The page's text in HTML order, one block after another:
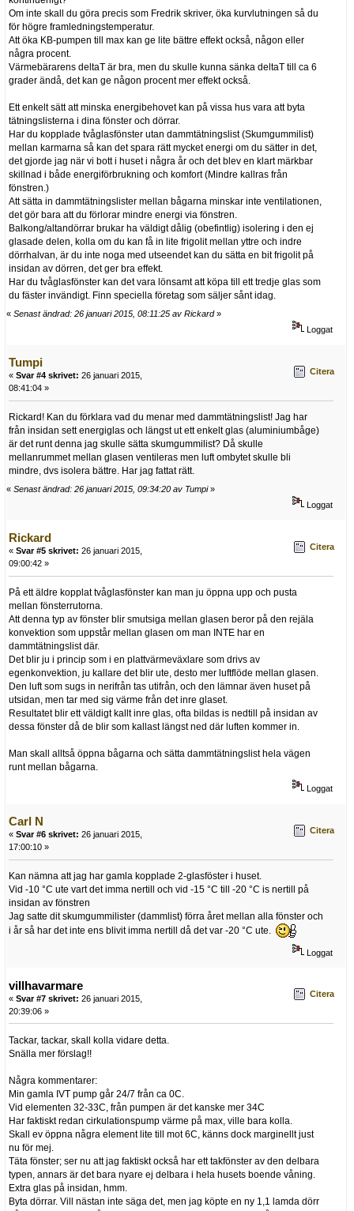
Om inte skall du göra precis som Fredrik skriver, öka kurvlutningen så du
för högre framledningstemperatur.
Att öka KB-pumpen till max kan ge lite bättre effekt också, någon eller
några procent.
Värmebärarens deltaT är bra, men du skulle kunna sänka deltaT till ca 6
grader ändå, det kan ge någon procent mer effekt också.
Ett enkelt sätt att minska energibehovet kan på vissa hus vara att byta
tätningslisterna i dina fönster och dörrar.
Har du kopplade tvåglasfönster utan dammtätningslist (Skumgummilist)
mellan karmarna så kan det spara rätt mycket energi om du sätter in det,
det gjorde jag när vi bott i huset i några år och det blev en klart märkbar
skillnad i både energiförbrukning och komfort (Mindre kallras från
fönstren.)
Att sätta in dammtätningslister mellan bågarna minskar inte ventilationen,
det gör bara att du förlorar mindre energi via fönstren.
Balkong/altandörrar brukar ha väldigt dålig (obefintlig) isolering i den ej
glasade delen, kolla om du kan få in lite frigolit mellan yttre och indre
dörrhalvan, är du inte noga med utseendet kan du sätta en bit frigolit på
insidan av dörren, det ger bra effekt.
Har du tvåglasfönster kan det vara lönsamt att köpa till ett tredje glas som
du fäster invändigt. Finn speciella företag som säljer sånt idag.
« Senast ändrad: 26 januari 2015, 08:11:25 av Rickard»
Loggat
Tumpi
« Svar #4 skrivet: 26 januari 2015,
08:41:04 »
Citera
Rickard! Kan du förklara vad du menar med dammtätningslist! Jag har
från insidan sett energiglas och längst ut ett enkelt glas (aluminiumbåge)
är det runt denna jag skulle sätta skumgummilist? Då skulle
mellanrummet mellan glasen ventileras men luft ombytet skulle bli
mindre, dvs isolera bättre. Har jag fattat rätt.
« Senast ändrad: 26 januari 2015, 09:34:20 av Tumpi»
Loggat
Rickard
« Svar #5 skrivet: 26 januari 2015,
09:00:42 »
Citera
På ett äldre kopplat tvåglasfönster kan man ju öppna upp och pusta
mellan fönsterrutorna.
Att denna typ av fönster blir smutsiga mellan glasen beror på den rejäla
konvektion som uppstår mellan glasen om man INTE har en
dammtätningslist där.
Det blir ju i princip som i en plattvärmeväxlare som drivs av
egenkonvektion, ju kallare det blir ute, desto mer luftflöde mellan glasen.
Den luft som sugs in nerifrån tas utifrån, och den lämnar även huset på
utsidan, men tar med sig värme från det inre glaset.
Resultatet blir ett väldigt kallt inre glas, ofta bildas is nedtill på insidan av
dessa fönster då de blir som kallast längst ned där luften kommer in.
Man skall alltså öppna bågarna och sätta dammtätningslist hela vägen
runt mellan bågarna.
Loggat
Carl N
« Svar #6 skrivet: 26 januari 2015,
17:00:10 »
Citera
Kan nämna att jag har gamla kopplade 2-glasföster i huset.
Vid -10 °C ute vart det imma nertill och vid -15 °C till -20 °C is nertill på
insidan av fönstren
Jag satte dit skumgummilister (dammlist) förra året mellan alla fönster och
i år så har det inte ens blivit imma nertill då det var -20 °C ute.
Loggat
villhavarmare
« Svar #7 skrivet: 26 januari 2015,
20:39:06 »
Citera
Tackar, tackar, skall kolla vidare detta.
Snälla mer förslag!!
Några kommentarer:
Min gamla IVT pump går 24/7 från ca 0C.
Vid elementen 32-33C, från pumpen är det kanske mer 34C
Har faktiskt redan cirkulationspump värme på max, ville bara kolla.
Skall ev öppna några element lite till mot 6C, känns dock marginellt just
nu för mej.
Täta fönster; ser nu att jag faktiskt också har ett takfönster av den delbara
typen, annars är det bara nyare ej delbara i hela husets boende våning.
Extra glas på insidan, hmm.
Byta dörrar. Vill nästan inte säga det, men jag köpte en ny 1,1 lamda dörr